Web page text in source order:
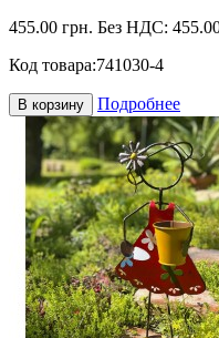
455.00 грн. Без НДС:
Код товара:741030-4
В корзину Подробнее